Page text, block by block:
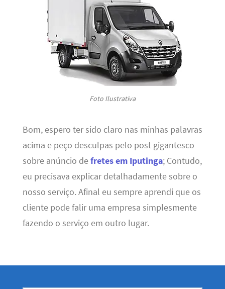
Foto Ilustrativa
Bom, espero ter sido claro nas minhas palavras
acima e peço desculpas pelo post gigantesco
sobre anúncio defretes em Iputinga; Contudo,
eu precisava explicar detalhadamente sobre o
nosso serviço. Afinal eu sempre aprendi que os
cliente pode falir uma empresa simplesmente
fazendo o serviço em outro lugar.